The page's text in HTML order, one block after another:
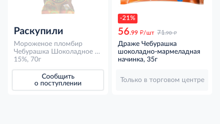
Раскупили
Мороженое пломбир
Чебурашка Шоколадное с
наполнителем мандарин и
рожке 15%, 70г
15%, 70г
Сообщить
о поступлении
-21%
56.99 д/шт 71.90 д
Драже Чебурашка
шоколадно-мармеладная
начинка, 35г
Только в торговом центре